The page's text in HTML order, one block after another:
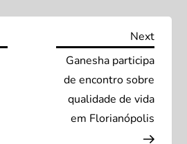
Next
Post
Next
Ganesha participa
de encontro sobre
qualidade de vida
em Florianópolis